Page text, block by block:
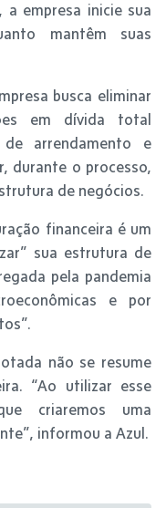
empresa inicie sua
mantêm suas
busca eliminar
em dívida total
de arrendamento e
durante o processo,
de negócios.
financeira é um
sua estrutura de
pela pandemia
e por
não se resume
“Ao utilizar esse
criaremos uma
informou a Azul.